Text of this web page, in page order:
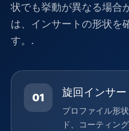
状でも挙動が異なる場合
は、インサートの形状を
す。.
01 旋回インサー
プロファイル形
ド、コーティン